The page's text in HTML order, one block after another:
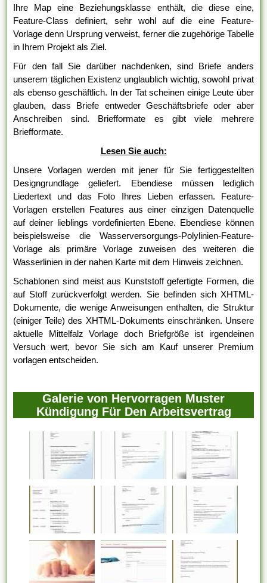
Ihre Map eine Beziehungsklasse enthält, die diese eine,
Feature-Class definiert, sehr wohl auf die eine Feature-
Vorlage denn Ursprung verweist, ferner die zugehörige Tabelle
in Ihrem Projekt als Ziel.
Für den fall Sie darüber nachdenken, sind Briefe anders
unserem täglichen Existenz unglaublich wichtig, sowohl privat
als ebenso geschäftlich. In der Tat scheinen einige Leute über
glauben, dass Briefe entweder Geschäftsbriefe oder aber
Anschreiben sind. Briefformate es gibt viele mehrere
Briefformate.
Lesen Sie auch:
Unsere Vorlagen werden mit jener für Sie fertiggestellten
Designgrundlage geliefert. Ebendiese müssen lediglich
Liedertext und das Foto Ihres Lieben erfassen. Feature-
Vorlagen erstellen Features aus einer einzigen Datenquelle
auf deiner lieblings vordefinierten Ebene. Ebendiese können
beispielsweise die Wasserversorgungs-Polylinien-Feature-
Vorlage als primäre Vorlage zuweisen des weiteren die
Wasserlinien in der nahen Karte mit dem Hinweis zeichnen.
Schablonen sind meist aus Kunststoff gefertigte Formen, die
auf Stoff zurückverfolgt werden. Sie befinden sich XHTML-
Dokumente, die wenige Anweisungen enthalten, die Struktur
(einiger Teile) des XHTML-Dokuments einschränken. Unsere
aktuelle Mittelfalz Vorlage doch Briefgröße ist irgendeinen
Versuch wert, bevor Sie sich am Kauf unserer Premium
vorlagen entscheiden.
Galerie von Hervorragen Muster
Kündigung Für Den Arbeitsvertrag